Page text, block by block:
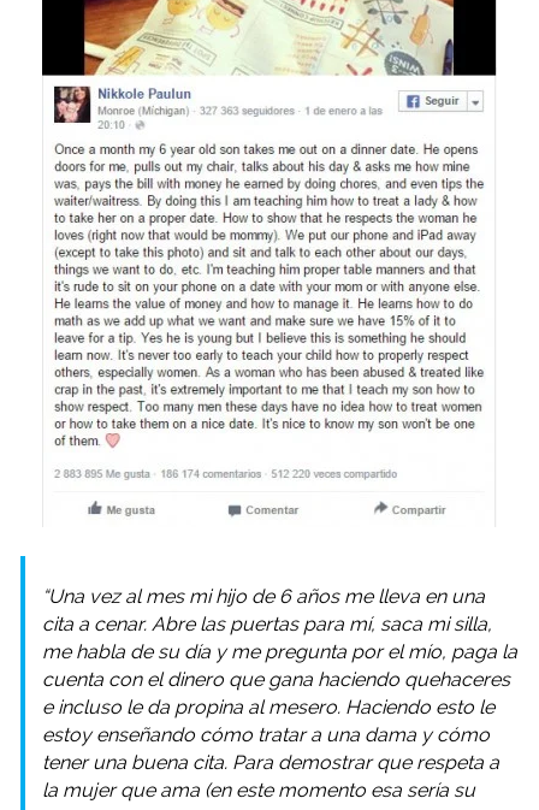
“Una vez al mes mi hijo de 6 años me lleva en una
cita a cenar. Abre las puertas para mí, saca mi silla,
me habla de su día y me pregunta por el mío, paga la
cuenta con el dinero que gana haciendo quehaceres
e incluso le da propina al mesero. Haciendo esto le
estoy enseñando cómo tratar a una dama y cómo
tener una buena cita. Para demostrar que respeta a
la mujer que ama (en este momento esa sería su